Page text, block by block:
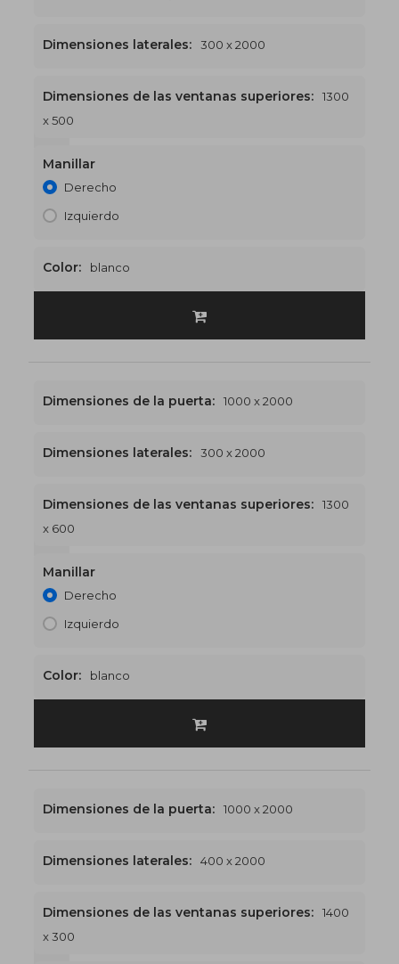
Dimensiones laterales: 300 x 2000
Dimensiones de las ventanas superiores:
1300
x 500
Manillar
Derecho
Izquierdo
Color: blanco
Dimensiones de la puerta: 1000 x 2000
Dimensiones laterales: 300 x 2000
Dimensiones de las ventanas superiores:
1300
x 600
Manillar
Derecho
Izquierdo
Color: blanco
Dimensiones de la puerta: 1000 x 2000
Dimensiones laterales: 400 x 2000
Dimensiones de las ventanas superiores:
1400
x 300